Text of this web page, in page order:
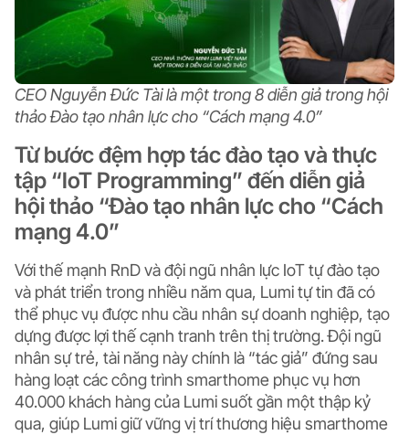
CEO Nguyễn Đức Tài là một trong 8 diễn giả trong hội
thảo Đào tạo nhân lực cho “Cách mạng 4.0”
Từ bước đệm hợp tác đào tạo và thực
tập “IoT Programming” đến diễn giả
hội thảo “Đào tạo nhân lực cho “Cách
mạng 4.0”
Với thế mạnh RnD và đội ngũ nhân lực IoT tự đào tạo
và phát triển trong nhiều năm qua, Lumi tự tin đã có
thể phục vụ được nhu cầu nhân sự doanh nghiệp, tạo
dựng được lợi thế cạnh tranh trên thị trường. Đội ngũ
nhân sự trẻ, tài năng này chính là “tác giả” đứng sau
hàng loạt các công trình smarthome phục vụ hơn
40.000 khách hàng của Lumi suốt gần một thập kỷ
qua, giúp Lumi giữ vững vị trí thương hiệu smarthome